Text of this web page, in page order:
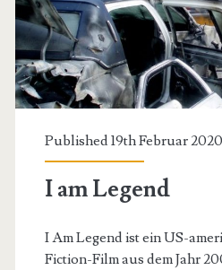
Published 19th Februar
I am Legend
I Am Legend ist ein US-
Fiction-Film aus dem Jahr